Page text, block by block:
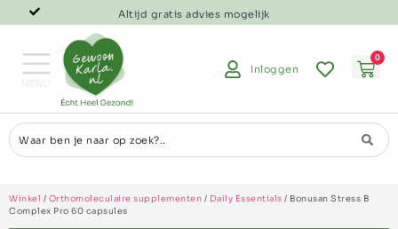
Altijd gratis advies mogelijk
Inloggen
0
Winkel / Orthomoleculaire supplementen / Daily Essentials / Bonusan Stress B
Complex Pro 60 capsules